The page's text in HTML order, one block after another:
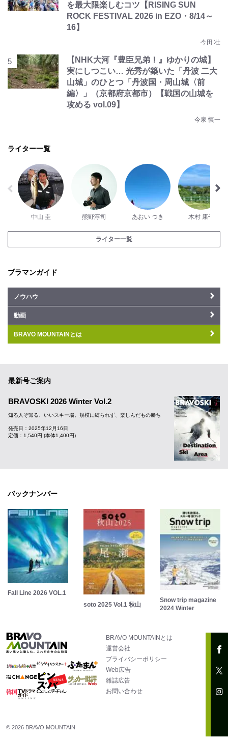
を最大限楽しむコツ【RISING SUN
ROCK FESTIVAL 2026 in EZO・8/14～
16】
今田 壮
【NHK大河『豊臣兄弟！』ゆかりの城】
実にしつこい… 光秀が築いた「丹波 二大
山城」のひとつ「丹波国・周山城〈前
編〉」（京都府京都市）【戦国の山城を
攻める vol.09】
今泉 慎一
ライター一覧
中山 圭 熊野淳司 あおい つき 木村 康子
ライター一覧
ブラマンガイド
ノウハウ
動画
BRAVO MOUNTAINとは
最新号ご案内
BRAVOSKI 2026 Winter Vol.2
知る人ぞ知る、いいスキー場。規模に縛られず、楽しんだもの勝ち
発売日：2025年12月16日
定価：1,540円 (本体1,400円)
バックナンバー
Fall Line 2026 VOL.1
soto 2025 Vol.1 秋山
Snow trip magazine
2024 Winter
BRAVO MOUNTAINとは
運営会社
プライバシーポリシー
Web広告
雑誌広告
お問い合わせ
© 2026 BRAVO MOUNTAIN